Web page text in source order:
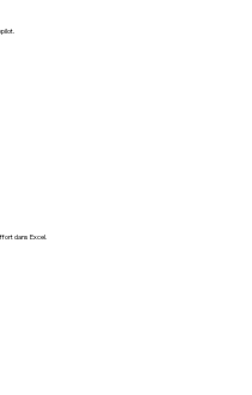
dans Excel.